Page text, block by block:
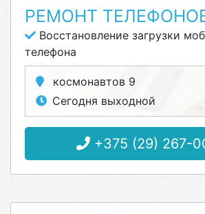
РЕМОНТ
Восстановление загрузки
телефона
космонавтов 9
Сегодня выходной
+375 (29) 267-